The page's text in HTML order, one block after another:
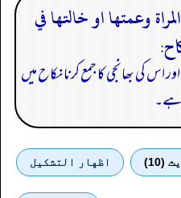
وعمتها او خالتها في
اس کی بھانجی کا جمع کرنا نکاح میں
(10) اظهار التشكيل